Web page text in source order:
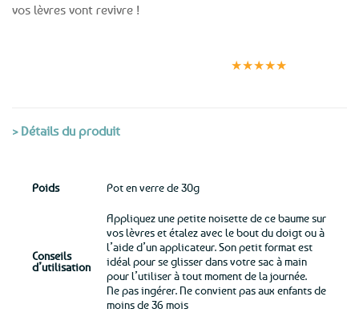
vos lèvres vont revivre !
★★★★★
> Détails du produit
Poids Pot en verre de 30g
Conseils
d’utilisation
Appliquez une petite noisette de ce baume sur
vos lèvres et étalez avec le bout du doigt ou à
l’aide d’un applicateur. Son petit format est
idéal pour se glisser dans votre sac à main
pour l’utiliser à tout moment de la journée.
Ne pas ingérer. Ne convient pas aux enfants de
moins de 36 mois